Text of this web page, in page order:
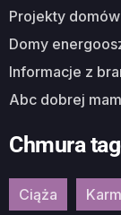
Projekty
Domy
Informacje z
Abc dobrej
Chmura
Ciąża